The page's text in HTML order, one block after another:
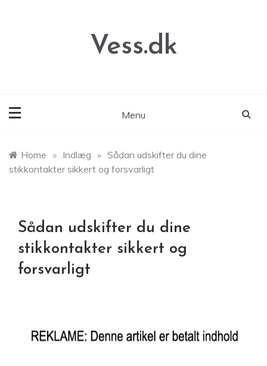
Vess.dk
Menu
Home » Indlæg » Sådan udskifter du dine
stikkontakter sikkert og forsvarligt
Sådan udskifter du dine
stikkontakter sikkert og
forsvarligt